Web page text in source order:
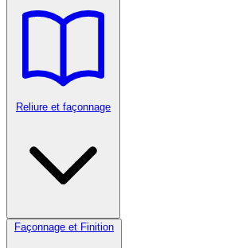
Reliure et façonnage
Façonnage et Finition